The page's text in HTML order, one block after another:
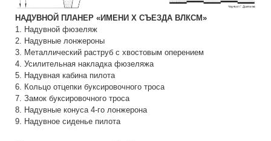
НАДУВНОЙ ПЛАНЕР «ИМЕНИ X СЪЕЗДА ВЛКСМ»
1. Надувной фюзеляж
2. Надувные лонжероны
3. Металлический раструб с хвостовым оперением
4. Усилительная накладка фюзеляжа
5. Надувная кабина пилота
6. Кольцо отцепки буксировочного троса
7. Замок буксировочного троса
8. Надувные конуса 4-го лонжерона
9. Надувное сиденье пилота